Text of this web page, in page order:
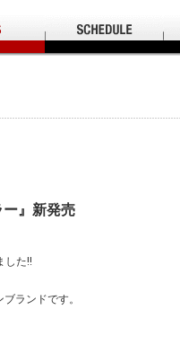
ー』新発売
した!!
ランドです。